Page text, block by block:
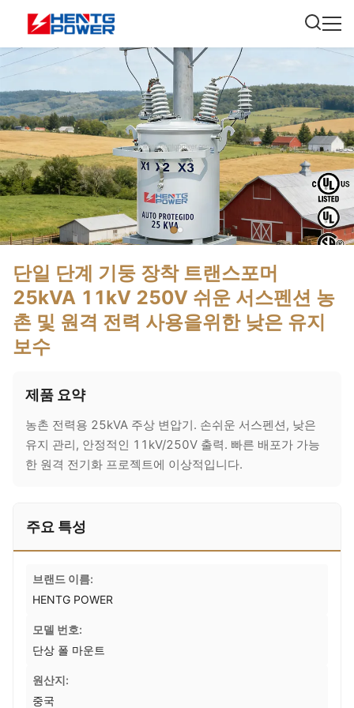
단일 단계 기둥 장착 트랜스포머
25kVA 11kV 250V 쉬운 서스펜션 농
촌 및 원격 전력 사용을위한 낮은 유지
보수
제품 요약
농촌 전력용 25kVA 주상 변압기. 손쉬운 서스펜션, 낮은
유지 관리, 안정적인 11kV/250V 출력. 빠른 배포가 가능
한 원격 전기화 프로젝트에 이상적입니다.
주요 특성
브랜드 이름:
HENTG POWER
모델 번호:
단상 폴 마운트
원산지:
중국